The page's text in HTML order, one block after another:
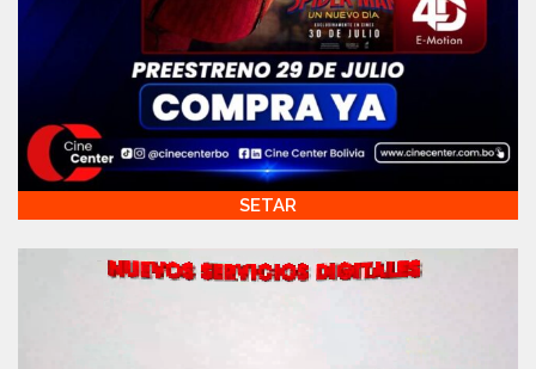
SETAR